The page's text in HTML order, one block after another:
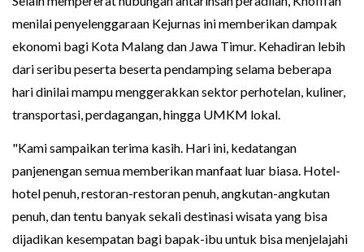
menilai penyelenggaraan Kejurnas ini memberikan dampak
ekonomi bagi Kota Malang dan Jawa Timur. Kehadiran lebih
dari seribu peserta beserta pendamping selama beberapa
hari dinilai mampu menggerakkan sektor perhotelan, kuliner,
transportasi, perdagangan, hingga UMKM lokal.
"Kami sampaikan terima kasih. Hari ini, kedatangan
panjenengan semua memberikan manfaat luar biasa. Hotel-
hotel penuh, restoran-restoran penuh, angkutan-angkutan
penuh, dan tentu banyak sekali destinasi wisata yang bisa
dijadikan kesempatan bagi bapak-ibu untuk bisa menjelajahi